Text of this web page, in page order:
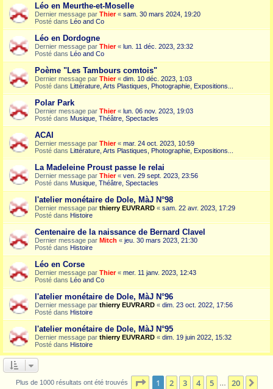
Léo en Meurthe-et-Moselle
Dernier message par Thier« sam. 30 mars 2024, 19:20
Posté dans Léo and Co
Léo en Dordogne
Dernier message par Thier« lun. 11 déc. 2023, 23:32
Posté dans Léo and Co
Poème "Les Tambours comtois"
Dernier message par Thier« dim. 10 déc. 2023, 1:03
Posté dans Littérature, Arts Plastiques, Photographie, Expositions...
Polar Park
Dernier message par Thier« lun. 06 nov. 2023, 19:03
Posté dans Musique, Théâtre, Spectacles
ACAI
Dernier message par Thier« mar. 24 oct. 2023, 10:59
Posté dans Littérature, Arts Plastiques, Photographie, Expositions...
La Madeleine Proust passe le relai
Dernier message par Thier« ven. 29 sept. 2023, 23:56
Posté dans Musique, Théâtre, Spectacles
l'atelier monétaire de Dole, MàJ N°98
Dernier message par thierry EUVRARD « sam. 22 avr. 2023, 17:29
Posté dans Histoire
Centenaire de la naissance de Bernard Clavel
Dernier message par Mitch « jeu. 30 mars 2023, 21:30
Posté dans Histoire
Léo en Corse
Dernier message par Thier« mer. 11 janv. 2023, 12:43
Posté dans Léo and Co
l'atelier monétaire de Dole, MàJ N°96
Dernier message par thierry EUVRARD « dim. 23 oct. 2022, 17:56
Posté dans Histoire
l'atelier monétaire de Dole, MàJ N°95
Dernier message par thierry EUVRARD « dim. 19 juin 2022, 15:32
Posté dans Histoire
Plus de 1000 résultats ont été trouvés Page 1sur20
1 2 3 4 5 20